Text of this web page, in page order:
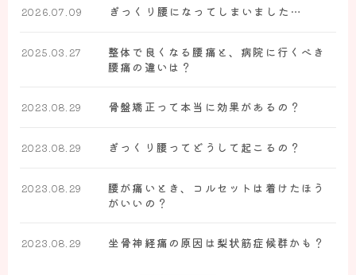
ぎっくり腰になってしまいました…
2026.07.09
整体で良くなる腰痛と、病院に行くべき
腰痛の違いは？
2025.03.27
骨盤矯正って本当に効果があるの？
2023.08.29
ぎっくり腰ってどうして起こるの？
2023.08.29
腰が痛いとき、コルセットは着けたほう
がいいの？
2023.08.29
坐骨神経痛の原因は梨状筋症候群かも？
2023.08.29